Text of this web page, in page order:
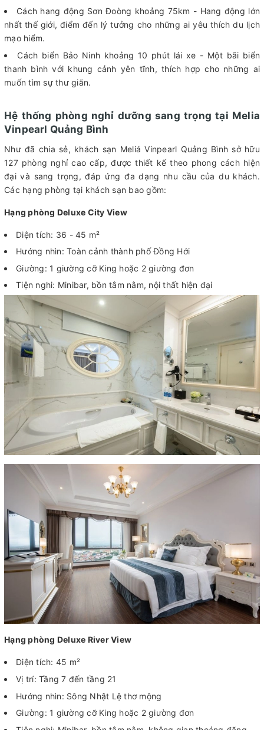
Cách hang động Sơn Đoòng khoảng 75km - Hang động lớn
nhất thế giới, điểm đến lý tưởng cho những ai yêu thích du lịch
mạo hiểm.
Cách biển Bảo Ninh khoảng 10 phút lái xe - Một bãi biển
thanh bình với khung cảnh yên tĩnh, thích hợp cho những ai
muốn tìm sự thư giãn.
Hệ thống phòng nghỉ dưỡng sang trọng tại Melia
Vinpearl Quảng Bình
Như đã chia sẻ, khách sạn Meliá Vinpearl Quảng Bình sở hữu
127 phòng nghỉ cao cấp, được thiết kế theo phong cách hiện
đại và sang trọng, đáp ứng đa dạng nhu cầu của du khách.
Các hạng phòng tại khách sạn bao gồm:
Hạng phòng Deluxe City View
Diện tích: 36 - 45 m²
Hướng nhìn: Toàn cảnh thành phố Đồng Hới
Giường: 1 giường cỡ King hoặc 2 giường đơn
Tiện nghi: Minibar, bồn tắm nằm, nội thất hiện đại
Hạng phòng Deluxe River View
Diện tích: 45 m²
Vị trí: Tầng 7 đến tầng 21
Hướng nhìn: Sông Nhật Lệ thơ mộng
Giường: 1 giường cỡ King hoặc 2 giường đơn